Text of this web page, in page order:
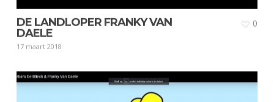
DE LANDLOPER FRANKY VAN
DAELE
17 maart 2018
0